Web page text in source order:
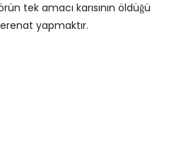
tek amacı karısının öldüğü
yapmaktır.